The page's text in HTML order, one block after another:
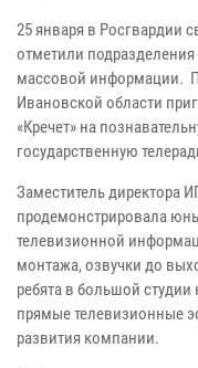
25 января в Росгвардии
отметили
массовой информации.
Ивановской области
«Кречет» на
государственную
Заместитель директора
продемонстрировала
телевизионной
монтажа, озвучки до
ребята в большой студии
прямые телевизионные
развития компании.